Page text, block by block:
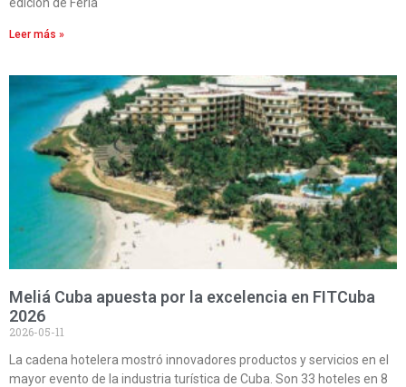
Leer más »
Meliá Cuba apuesta por la excelencia en FITCuba
2026
2026-05-11
La cadena hotelera mostró innovadores productos y servicios en el
mayor evento de la industria turística de Cuba. Son 33 hoteles en 8